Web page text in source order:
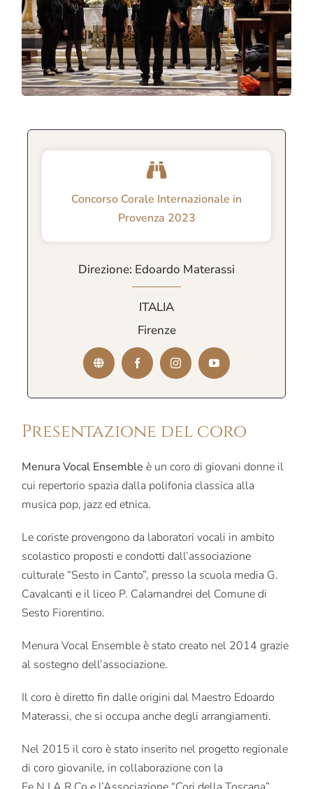
Presentazione del coro
Menura Vocal Ensemble è un coro di giovani donne il
cui repertorio spazia dalla polifonia classica alla
musica pop, jazz ed etnica.
Le coriste provengono da laboratori vocali in ambito
scolastico proposti e condotti dall’associazione
culturale “Sesto in Canto”, presso la scuola media G.
Cavalcanti e il liceo P. Calamandrei del Comune di
Sesto Fiorentino.
Menura Vocal Ensemble è stato creato nel 2014 grazie
al sostegno dell’associazione.
Il coro è diretto fin dalle origini dal Maestro Edoardo
Materassi, che si occupa anche degli arrangiamenti.
Nel 2015 il coro è stato inserito nel progetto regionale
di coro giovanile, in collaborazione con la
Concorso Corale Internazionale in
Provenza 2023
Direzione: Edoardo Materassi
ITALIA
Firenze